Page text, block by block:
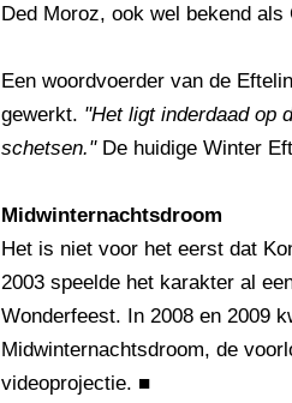
Ded Moroz, ook wel bekend
Een woordvoerder van de
gewerkt. "Het ligt inderdaad op
schetsen."De huidige Winter
Midwinternachtsdroom
Het is niet voor het eerst dat
2003 speelde het karakter al
Wonderfeest. In 2008 en 2009
Midwinternachtsdroom, de
videoprojectie. ■